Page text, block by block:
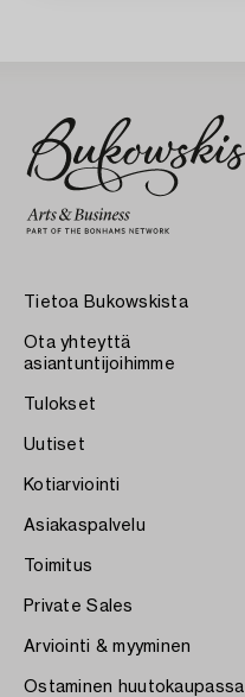
Tietoa Bukowskista
Ota yhteyttä
asiantuntijoihimme
Tulokset
Uutiset
Kotiarviointi
Asiakaspalvelu
Toimitus
Private Sales
Arviointi & myyminen
Ostaminen huutokaupassa